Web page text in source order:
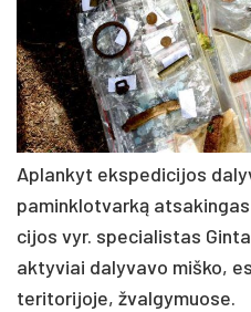
Ap­lan­kyt eks­pe­di­ci­jos
pa­mink­lot­var­ką
ci­jos vyr. spe­cia­lis­tas
ak­ty­viai da­ly­va­vo miš­ko,
te­ri­to­ri­jo­je, žval­gy­muo­se.